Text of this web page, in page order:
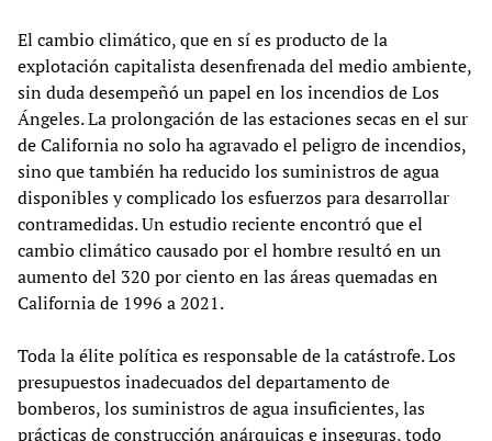
El cambio climático, que en sí es producto de la
explotación capitalista desenfrenada del medio ambiente,
sin duda desempeñó un papel en los incendios de Los
Ángeles. La prolongación de las estaciones secas en el sur
de California no solo ha agravado el peligro de incendios,
sino que también ha reducido los suministros de agua
disponibles y complicado los esfuerzos para desarrollar
contramedidas. Un estudio reciente encontró que el
cambio climático causado por el hombre resultó en un
aumento del 320 por ciento en las áreas quemadas en
California de 1996 a 2021.
Toda la élite política es responsable de la catástrofe. Los
presupuestos inadecuados del departamento de
bomberos, los suministros de agua insuficientes, las
prácticas de construcción anárquicas e inseguras, todo